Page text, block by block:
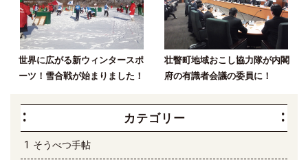
世界に広がる新ウィンタースポ
ーツ！雪合戦が始まりました！
壮瞥町地域おこし協力隊が内閣
府の有識者会議の委員に！
カテゴリー
そうべつ手帖